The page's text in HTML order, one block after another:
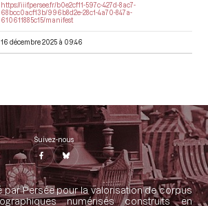
https://iiif.persee.fr/b0e2cf11-597c-427d-8ac7-
68bcc0acf13b/996b8d2e-28c1-4a70-847a-
610611885c15/manifest
16 décembre 2025 à 09:46
Suivez-nous
par Persée pour la valorisation de corpus
numérisés construits en